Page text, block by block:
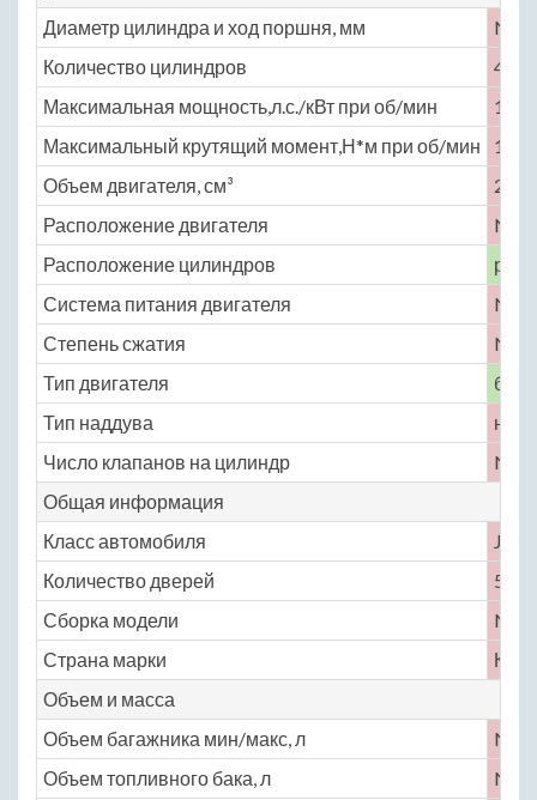
Диаметр цилиндра и ход поршня, мм
No
Количество цилиндров
4
Максимальная мощность,л.с./кВт при об/мин
103
Максимальный крутящий момент,Н*м при об/мин
193
Объем двигателя, см³
2237
Расположение двигателя
No
Расположение цилиндров
Система питания двигателя
No
Степень сжатия
No
Тип двигателя
Тип наддува
нет
Число клапанов на цилиндр
No
Общая информация
Класс автомобиля
J
Количество дверей
5
Сборка модели
No
Страна марки
Объем и масса
Объем багажника мин/макс, л
No
Объем топливного бака, л
No